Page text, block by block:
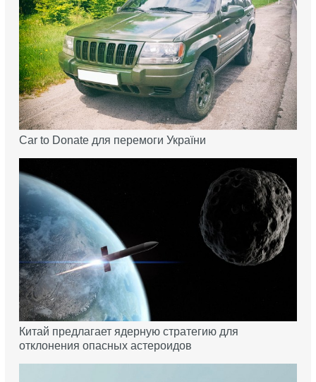
Car to Donate для перемоги України
Китай предлагает ядерную стратегию для
отклонения опасных астероидов